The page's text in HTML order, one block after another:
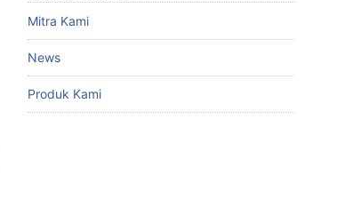
Mitra Kami
News
Produk Kami